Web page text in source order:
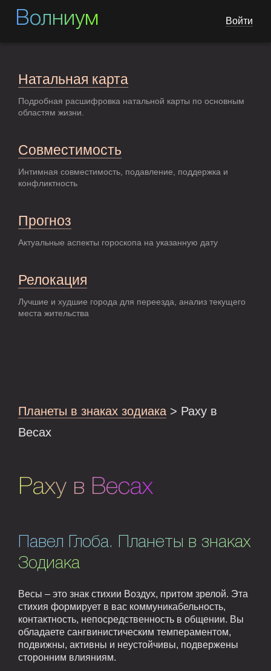
Волниум Войти
Натальная карта
Подробная расшифровка натальной карты по основным
областям жизни.
Совместимость
Интимная совместимость, подавление, поддержка и
конфликтность
Прогноз
Актуальные аспекты гороскопа на указанную дату
Релокация
Лучшие и худшие города для переезда, анализ текущего
места жительства
Планеты в знаках зодиака > Раху в
Весах
Раху в Весах
Павел Глоба. Планеты в знаках
Зодиака
Весы – это знак стихии Воздух, притом зрелой. Эта
стихия формирует в вас коммуникабельность,
контактность, непосредственность в общении. Вы
обладаете сангвинистическим темпераментом,
подвижны, активны и неустойчивы, подвержены
сторонним влияниям.